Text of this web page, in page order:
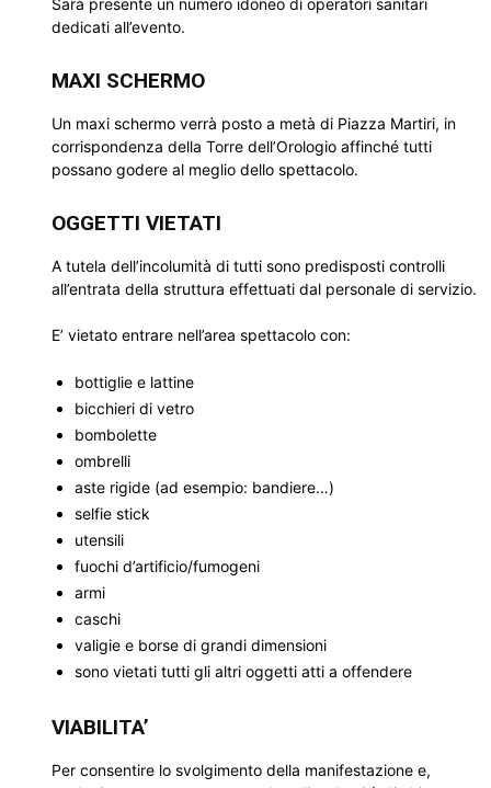
Sarà presente un numero idoneo di operatori sanitari
dedicati all’evento.
MAXI SCHERMO
Un maxi schermo verrà posto a metà di Piazza Martiri, in
corrispondenza della Torre dell’Orologio affinché tutti
possano godere al meglio dello spettacolo.
OGGETTI VIETATI
A tutela dell’incolumità di tutti sono predisposti controlli
all’entrata della struttura effettuati dal personale di servizio.
E’ vietato entrare nell’area spettacolo con:
bottiglie e lattine
bicchieri di vetro
bombolette
ombrelli
aste rigide (ad esempio: bandiere…)
selfie stick
utensili
fuochi d’artificio/fumogeni
armi
caschi
valigie e borse di grandi dimensioni
sono vietati tutti gli altri oggetti atti a offendere
VIABILITA’
Per consentire lo svolgimento della manifestazione e,